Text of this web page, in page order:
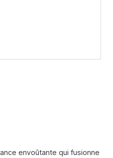
envoûtante qui fusionne